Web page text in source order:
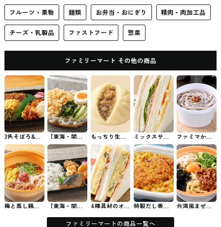
フルーツ・果物 麺類 お弁当・おにぎり 精肉・肉加工品
チーズ・乳製品 ファストフード 惣菜
ファミリーマート その他の商品
3色そぼろ&チ
キン南蛮弁当
ファミマのお
弁当
【東海・関
西・沖縄】小
麦の風味豊か
な冷しぶっか
けうどん ファ
ミマの麺類
もっちり生地
のジューシー
肉まん ファミ
マの中華まん
ミックスサン
ド ファミマの
パン・サンド
ファミマから
発売された植
物生まれのモ
ンブラン #コ
ンビニスイー
ツ
梅と蒸し鶏の
あったかそう
【東海・関
西・中国・四
国・九州】幕
の内弁当 ファ
4種具材のオム
レツサンド フ
ァミマのパ
ン・サンド
特製だし香
る！三元豚の
ロースかつ丼
ファミマのお
台湾風まぜそ
ば 麺屋こころ
ファミリーマートの商品一覧へ